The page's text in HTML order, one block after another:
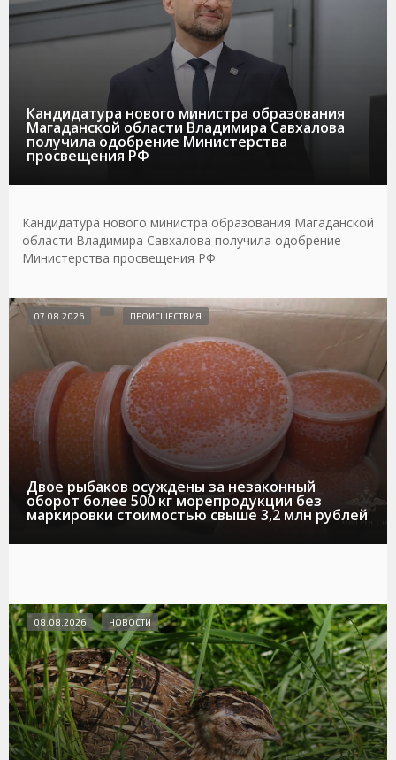
Кандидатура нового министра образования
Магаданской области Владимира Савхалова
получила одобрение Министерства
просвещения РФ
Кандидатура нового министра образования Магаданской
области Владимира Савхалова получила одобрение
Министерства просвещения РФ
Двое рыбаков осуждены за незаконный
оборот более 500 кг морепродукции без
маркировки стоимостью свыше 3,2 млн рублей
07.08.2026 ПРОИСШЕСТВИЯ
08.08.2026 НОВОСТИ